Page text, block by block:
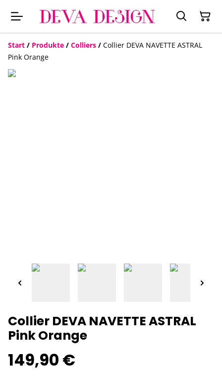
Start / Produkte / Colliers / Collier DEVA NAVETTE ASTRAL
Pink Orange
Collier DEVA NAVETTE ASTRAL
Pink Orange
149,90 €